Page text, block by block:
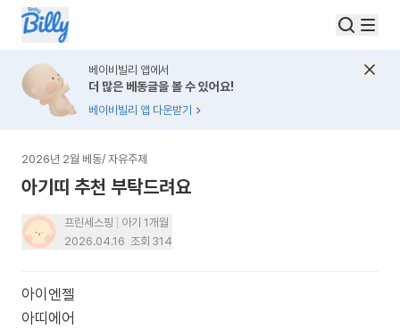
베이비빌리 앱에서
더 많은 베동글을 볼 수 있어요!
베이비빌리 앱 다운받기
2026년 2월 베동/ 자유주제
아기띠 추천 부탁드려요
프린세스핑
아기 1개월
2026.04.16 조회 314
아이엔젤
아띠에어